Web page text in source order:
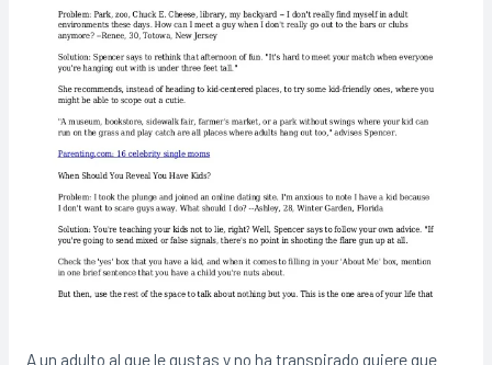
A un adulto al que le gustas y no ha transpirado quiere que